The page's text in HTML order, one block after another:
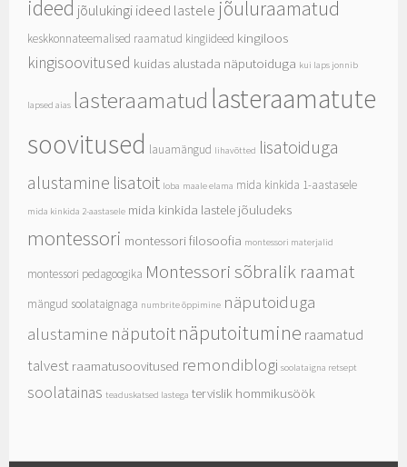
ideed jõulukingi ideed lastele jõuluraamatud
keskkonnateemalised raamatud kingiideed kingiloos
kingisoovitused kuidas alustada näputoiduga kui laps jonnib
lapsed aias lasteraamatud lasteraamatute
soovitused lauamängud lihavõtted lisatoiduga
alustamine lisatoit loba maale elama mida kinkida 1-aastasele
mida kinkida 2-aastasele mida kinkida lastele jõuludeks
montessori montessori filosoofia montessori materjalid
montessori pedagoogika Montessori sõbralik raamat
mängud soolataignaga numbrite õppimine näputoiduga
alustamine näputoitnäputoitumine raamatud
talvest raamatusoovitused remondiblogi soolataigna retsept
soolatainas teaduskatsed lastega tervislik hommikusöök